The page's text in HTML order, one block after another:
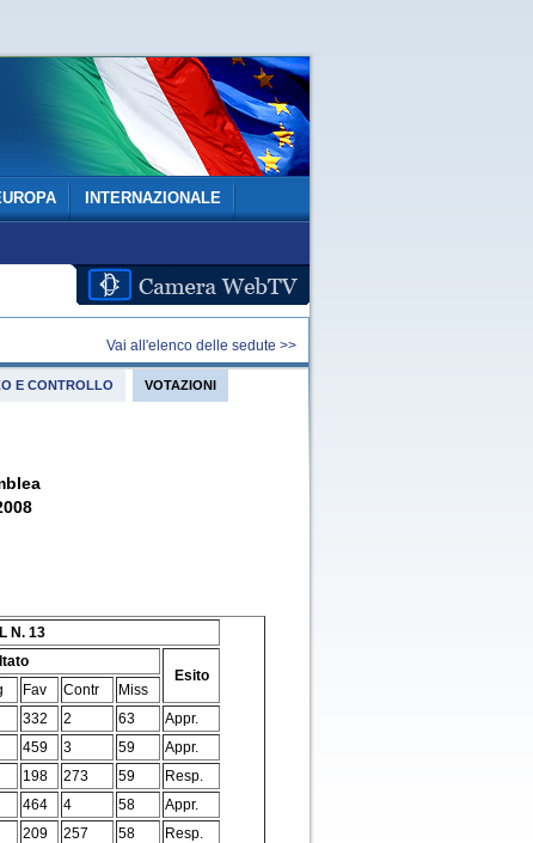
INTERNAZIONALE
Vai all'elenco delle sedute >>
E CONTROLLO VOTAZIONI
N. 13
Esito
Fav Contr
Miss
332 2 63
Appr.
459 3 59
Appr.
198 273 59
Resp.
464 4 58
Appr.
209 257 58
Resp.